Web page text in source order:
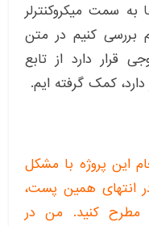
طولانی را از طریق پروتکل USART به سمت میکروکنترلر
بررسی کنیم در متن
قرار دارد از تابع
این پروژه با مشکل
انتهای همین پست،
مطرح کنید. من در